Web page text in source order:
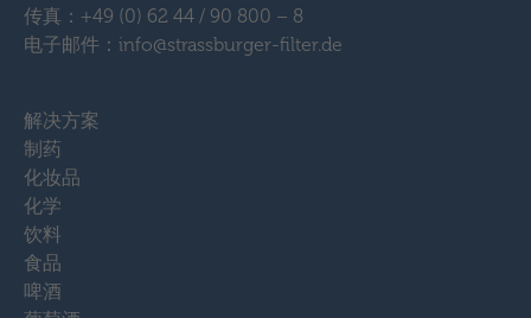
传真：+49 (0) 62 44 / 90 800 – 8
电子邮件：info@strassburger-filter.de
解决方案
制药
化妆品
化学
饮料
食品
啤酒